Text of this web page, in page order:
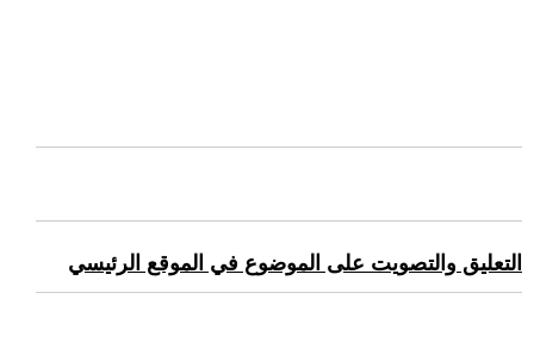
التعليق والتصويت على الموضوع في الموقع الرئيسي